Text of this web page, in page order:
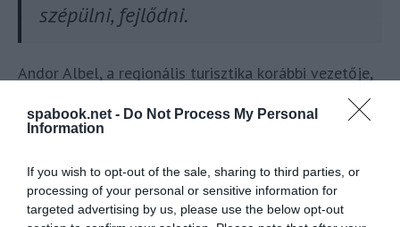
spabook.net - Do Not Process My Personal
Information
If you wish to opt-out of the sale, sharing to third parties, or
processing of your personal or sensitive information for
targeted advertising by us, please use the below opt-out
szépülni, fejlődni.
Andor Albel, a regionális turisztika korábbi vezetője,
jelenleg is aktív turisztikai szakértő reményét fejezte
ki a város egyikFacebook csoportjában, hogy a jövő
együtt él az Öreg Körössel.
Mi is az a japánkert?